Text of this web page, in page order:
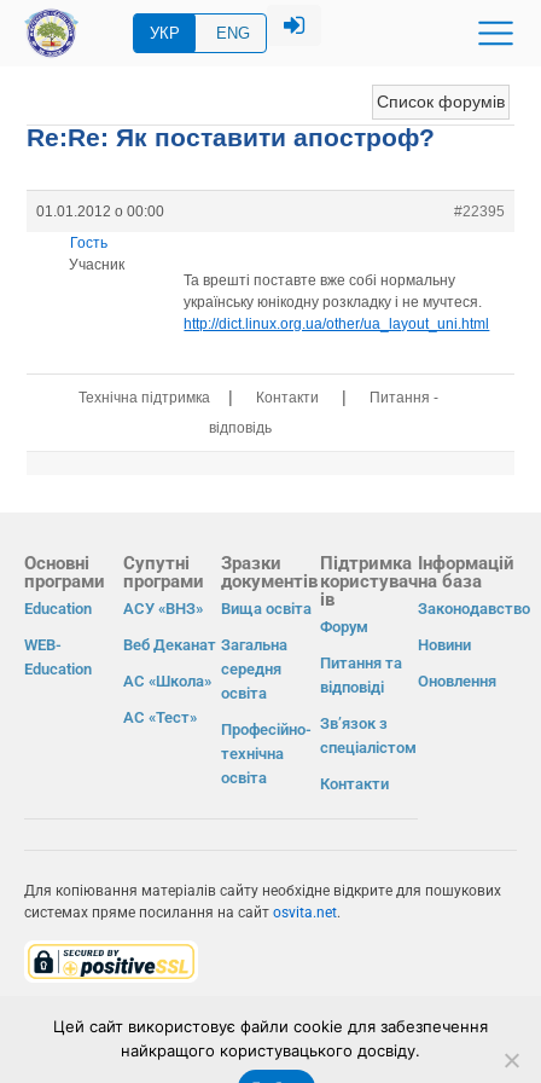
УКР ENG
Список форумів
Re:Re: Як поставити апостроф?
01.01.2012 о 00:00
#22395
Гость
Учасник
Та врешті поставте вже собі нормальну
українську юнікодну розкладку і не мучтеся.
http://dict.linux.org.ua/other/ua_layout_uni.html
Технічна підтримка | Контакти |
Питання -
відповідь
Основні
програми
Education
WEB-
Education
Супутні
програми
АСУ «ВНЗ»
Веб Деканат
АС «Школа»
АС «Тест»
Зразки
документів
Вища освіта
Загальна
середня
освіта
Професійно-
технічна
освіта
Підтримка
користувач
ів
Форум
Питання та
відповіді
Зв’язок з
спеціалістом
Контакти
Інформацій
на база
Законодавство
Новини
Оновлення
Для копіювання матеріалів сайту необхідне відкрите для пошукових
системах пряме посилання на сайт osvita.net.
ІВС «ОСВІТА»
Цей сайт використовує файли cookie для забезпечення
найкращого користувацького досвіду.